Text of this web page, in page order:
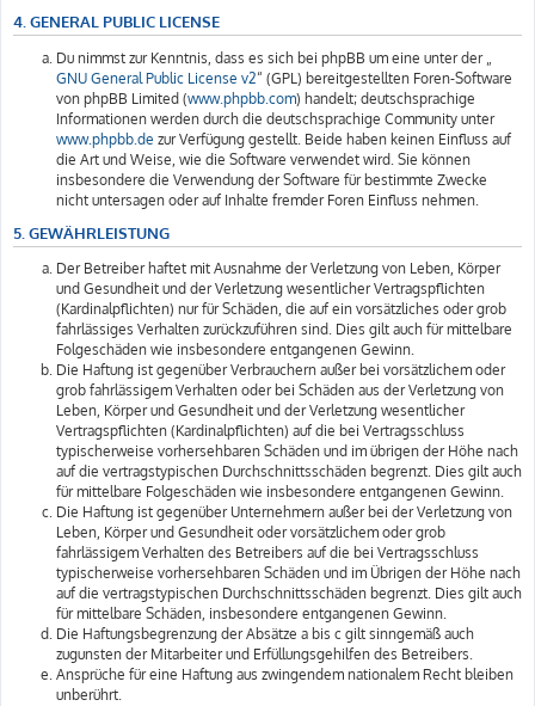
4. GENERAL PUBLIC LICENSE
Du nimmst zur Kenntnis, dass es sich bei phpBB um eine unter der „
GNU General Public License v2“ (GPL) bereitgestellten Foren-Software
von phpBB Limited (www.phpbb.com) handelt; deutschsprachige
Informationen werden durch die deutschsprachige Community unter
www.phpbb.de zur Verfügung gestellt. Beide haben keinen Einfluss auf
die Art und Weise, wie die Software verwendet wird. Sie können
insbesondere die Verwendung der Software für bestimmte Zwecke
nicht untersagen oder auf Inhalte fremder Foren Einfluss nehmen.
5. GEWÄHRLEISTUNG
Der Betreiber haftet mit Ausnahme der Verletzung von Leben, Körper
und Gesundheit und der Verletzung wesentlicher Vertragspflichten
(Kardinalpflichten) nur für Schäden, die auf ein vorsätzliches oder grob
fahrlässiges Verhalten zurückzuführen sind. Dies gilt auch für mittelbare
Folgeschäden wie insbesondere entgangenen Gewinn.
Die Haftung ist gegenüber Verbrauchern außer bei vorsätzlichem oder
grob fahrlässigem Verhalten oder bei Schäden aus der Verletzung von
Leben, Körper und Gesundheit und der Verletzung wesentlicher
Vertragspflichten (Kardinalpflichten) auf die bei Vertragsschluss
typischerweise vorhersehbaren Schäden und im übrigen der Höhe nach
auf die vertragstypischen Durchschnittsschäden begrenzt. Dies gilt auch
für mittelbare Folgeschäden wie insbesondere entgangenen Gewinn.
Die Haftung ist gegenüber Unternehmern außer bei der Verletzung von
Leben, Körper und Gesundheit oder vorsätzlichem oder grob
fahrlässigem Verhalten des Betreibers auf die bei Vertragsschluss
typischerweise vorhersehbaren Schäden und im Übrigen der Höhe nach
auf die vertragstypischen Durchschnittsschäden begrenzt. Dies gilt auch
für mittelbare Schäden, insbesondere entgangenen Gewinn.
Die Haftungsbegrenzung der Absätze a bis c gilt sinngemäß auch
zugunsten der Mitarbeiter und Erfüllungsgehilfen des Betreibers.
Ansprüche für eine Haftung aus zwingendem nationalem Recht bleiben
unberührt.